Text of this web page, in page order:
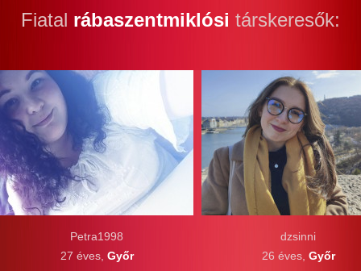
Fiatal rábaszentmiklósi társkeresők:
Petra1998
27 éves, Győr
dzsinni
26 éves, Győr